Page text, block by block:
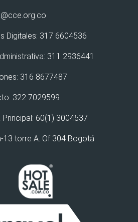
Digitales: 317 6604536
311 2936441
316 8677487
322 7029599
Principal: 60(1) 3004537
13 torre A. Of 304 Bogotá